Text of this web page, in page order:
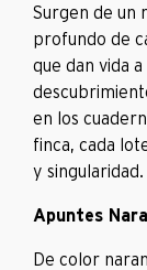
Surgen de un
profundo de
que dan vida
en los
finca, cada
y singularidad.
Apuntes
De color